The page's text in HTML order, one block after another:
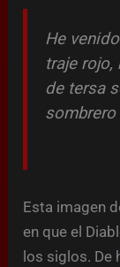
He
traje rojo,
de tersa
sombrero
Esta imagen
en que el
los siglos. De